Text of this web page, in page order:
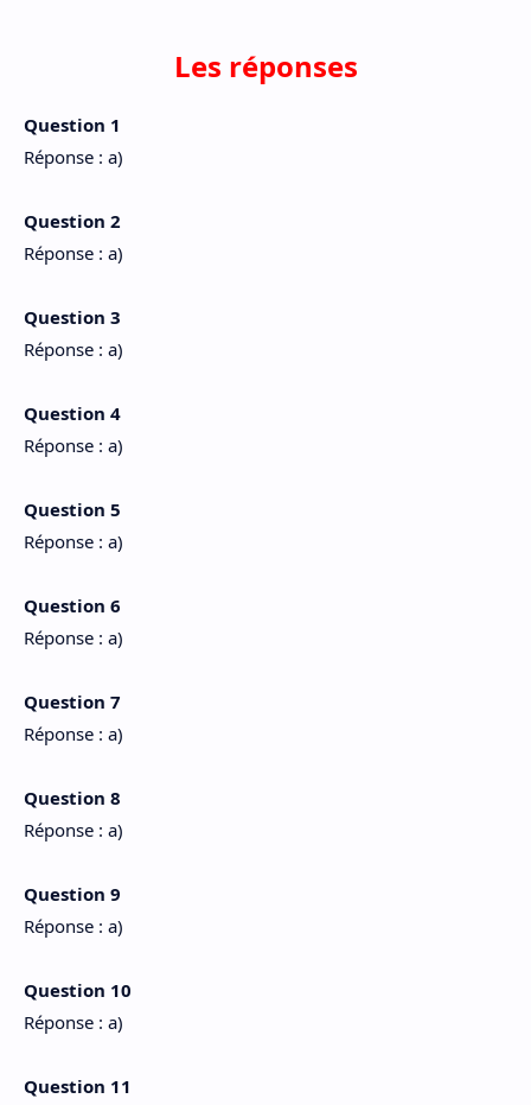
Les réponses
Question 1
Réponse : a)
Question 2
Réponse : a)
Question 3
Réponse : a)
Question 4
Réponse : a)
Question 5
Réponse : a)
Question 6
Réponse : a)
Question 7
Réponse : a)
Question 8
Réponse : a)
Question 9
Réponse : a)
Question 10
Réponse : a)
Question 11